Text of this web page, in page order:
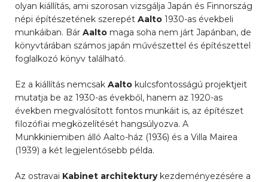
olyan kiállítás, ami szorosan vizsgálja Japán és Finnország
népi építészetének szerepét Aalto 1930-as évekbeli
munkáiban. Bár Aalto maga soha nem járt Japánban, de
könyvtárában számos japán művészettel és építészettel
foglalkozó könyv található.
Ez a kiállítás nemcsak Aalto kulcsfontosságú projektjeit
mutatja be az 1930-as évekből, hanem az 1920-as
években megvalósított fontos munkáit is, az építészet
filozófiai megközelítését hangsúlyozva. A
Munkkiniemiben álló Aalto-ház (1936) és a Villa Mairea
(1939) a két legjelentősebb példa.
Az ostravai Kabinet architekturykezdeményezésére a